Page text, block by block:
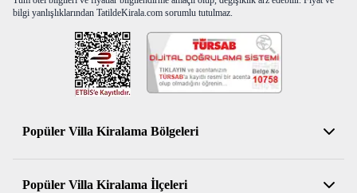
bilgi yanlışlıklarından TatildeKirala.com sorumlu tutulmaz.
Popüler Villa Kiralama Bölgeleri
Antalya Kiralık Villa
Muğla Kiralık Villa
Popüler Villa Kiralama İlçeleri